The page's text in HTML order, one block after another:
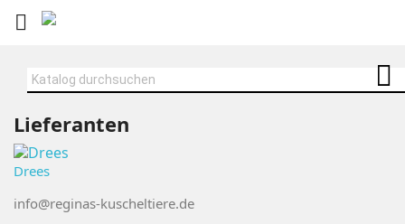


Lieferanten
Drees
info@reginas-kuscheltiere.de